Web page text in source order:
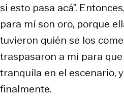
si esto pasa acá”.
para mí son oro, porque
tuvieron quién se los
traspasaron a mí para
tranquila en el escenario,
finalmente.